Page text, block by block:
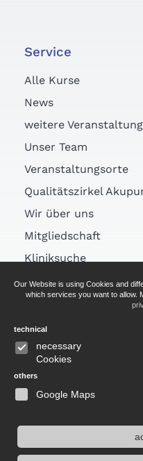
Service
Alle Kurse
News
weitere
Unser Team
Veranstaltungsorte
Qualitätszirkel
Wir über uns
Mitgliedschaft
Kliniksuche
Links
Arztsuche
AGB
Impressum
Datenschutz
Website
Our Website is using Cookies and
which services you want to allow.
technical
necessary
Cookies
others
Google Maps